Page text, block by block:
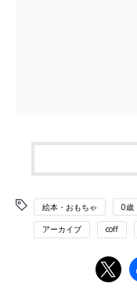
絵本・おもちゃ 0歳
アーカイブ coff